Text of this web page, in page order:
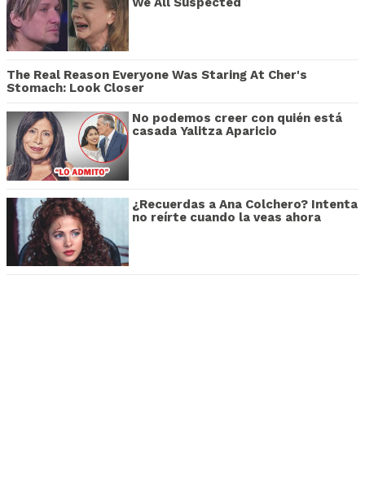
The Real Reason Everyone Was Staring At Cher's
Stomach: Look Closer
No podemos creer con quién está
casada Yalitza Aparicio
¿Recuerdas a Ana Colchero? Intenta
no reírte cuando la veas ahora